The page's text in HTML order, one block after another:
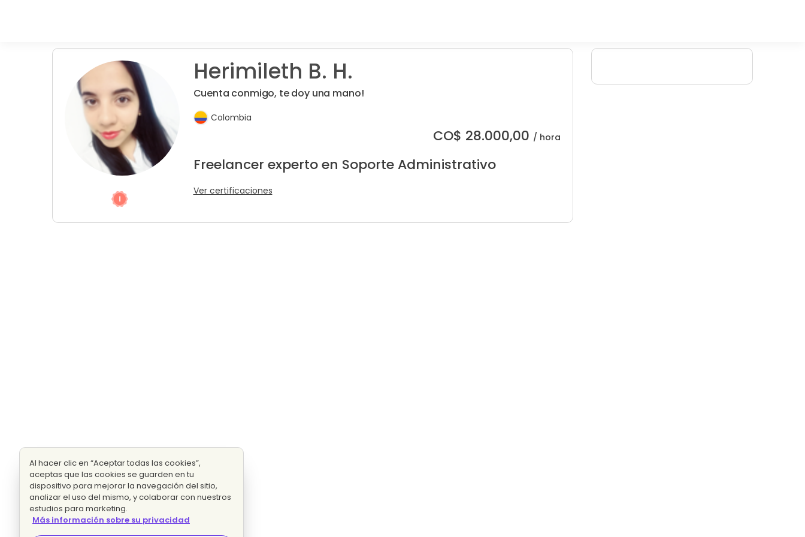
Herimileth B. H.
Cuenta conmigo, te doy una mano!
Colombia
CO$ 28.000,00 / hora
Freelancer experto en Soporte Administrativo
Ver certificaciones
Al hacer clic en “Aceptar todas las cookies”,
aceptas que las cookies se guarden en tu
dispositivo para mejorar la navegación del sitio,
analizar el uso del mismo, y colaborar con nuestros
estudios para marketing.
Más información sobre su privacidad